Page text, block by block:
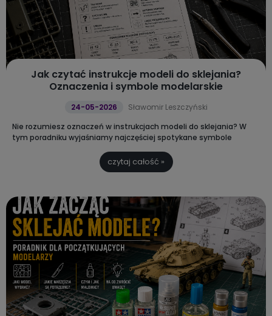
Jak czytać instrukcje modeli do sklejania?
Oznaczenia i symbole modelarskie
24-05-2026
Sławomir Leszczyński
Nie rozumiesz oznaczeń w instrukcjach modeli do sklejania? W
tym poradniku wyjaśniamy najczęściej spotykane symbole
Dodatkowo przygotowaliśmy praktyczną ściągę PDF do pobrania i
czytaj całość »